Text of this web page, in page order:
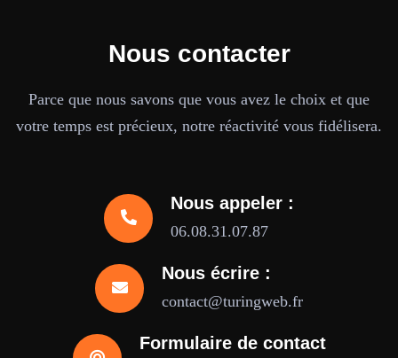
Nous contacter
Parce que nous savons que vous avez le choix et que
votre temps est précieux, notre réactivité vous fidélisera.
Nous appeler :
06.08.31.07.87
Nous écrire :
contact@turingweb.fr
Formulaire de contact